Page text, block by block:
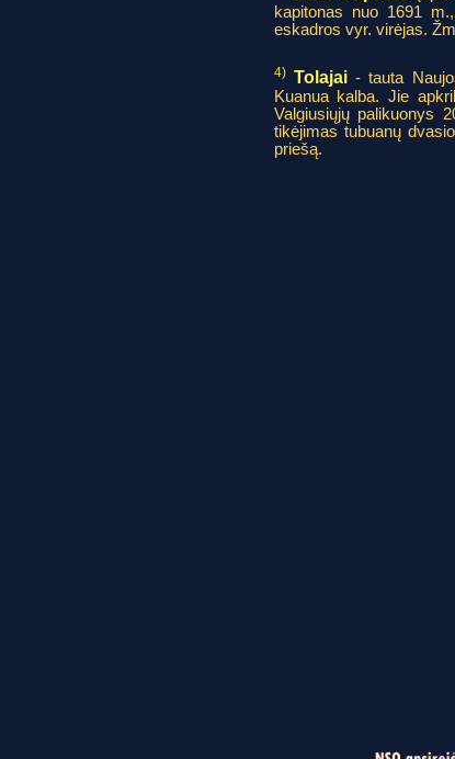
kapitonas nuo 1691
eskadros vyr. virėjas.
4) Tolajai- tauta
Kuanua kalba. Jie
Valgiusiųjų palikuonys
tikėjimas tubuanų
priešą.